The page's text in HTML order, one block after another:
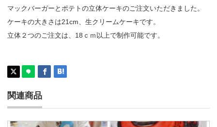
マックバーガーとポテトの立体ケーキのご注文いただきました。
ケーキの大きさは21cm、生クリームケーキです。
立体２つのご注文は、18ｃｍ以上で制作可能です。
関連商品